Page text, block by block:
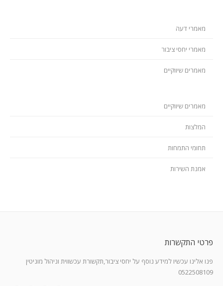
מאמרי דעה
מאמרי יחסי ציבור
מאמרים שיווקיים
מאמרים שיווקיים
המלצות
תחומי התמחות
אמנת השירות
פרטי התקשרות
פנו אלינו עכשיו למידע נוסף על יחסי ציבור,תקשורת עכשווית וניהול מוניטין
0522508109